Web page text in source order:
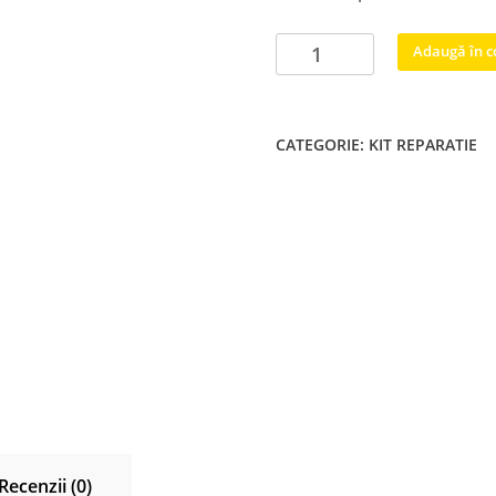
Cantitate
BN44-
reparație
Adaugă în
CATEGORIE: KIT REPARATIE
Recenzii (0)